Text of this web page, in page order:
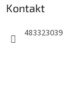
Kontakt
483323039